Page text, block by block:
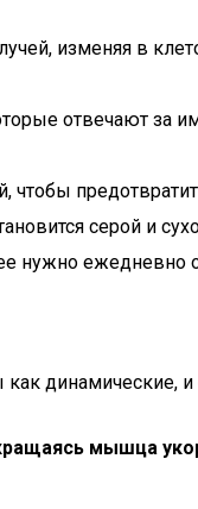
изменяя в
отвечают
чтобы
серой и
нужно ежедневно
динамические, и
мышца